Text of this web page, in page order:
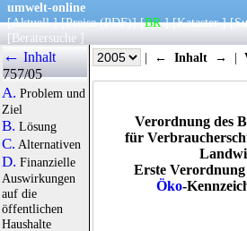
umwelt-online
[Aktuell] [Preise (PDF)] [BR] [Kataster] [
[ Beratersuche ]
|Info | ← Inhalt → |
14.10.05
Verordnung des
für
Erste
Öko-
← Inhalt
757/05
A. Problem und
Ziel
B. Lösung
C. Alternativen
D. Finanzielle
Auswirkungen
auf die
öffentlichen
Haushalte